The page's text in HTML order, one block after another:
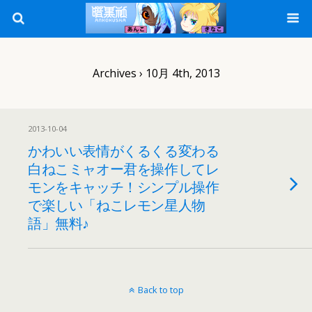
Archives › 10月 4th, 2013
2013-10-04
かわいい表情がくるくる変わる
白ねこミャオー君を操作してレ
モンをキャッチ！シンプル操作
で楽しい「ねこレモン星人物
語」無料♪
Back to top